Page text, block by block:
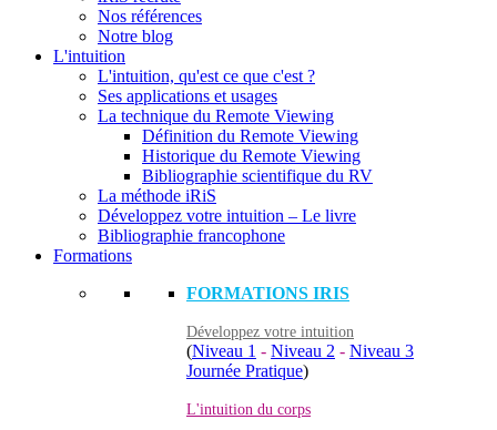
Nos références
Notre blog
L'intuition
L'intuition, qu'est ce que c'est ?
Ses applications et usages
La technique du Remote Viewing
Définition du Remote Viewing
Historique du Remote Viewing
Bibliographie scientifique du RV
La méthode iRiS
Développez votre intuition – Le livre
Bibliographie francophone
Formations
FORMATIONS IRIS
Développez votre intuition
(Niveau 1 - Niveau 2 - Niveau 3
Journée Pratique)
L'intuition du corps